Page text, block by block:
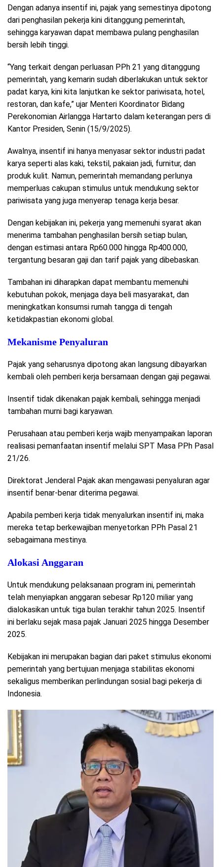
Dengan adanya insentif ini, pajak yang semestinya dipotong
dari penghasilan pekerja kini ditanggung pemerintah,
sehingga karyawan dapat membawa pulang penghasilan
bersih lebih tinggi.
“Yang terkait dengan perluasan PPh 21 yang ditanggung
pemerintah, yang kemarin sudah diberlakukan untuk sektor
padat karya, kini kita lanjutkan ke sektor pariwisata, hotel,
restoran, dan kafe,” ujar Menteri Koordinator Bidang
Perekonomian Airlangga Hartarto dalam keterangan pers di
Kantor Presiden, Senin (15/9/2025).
Awalnya, insentif ini hanya menyasar sektor industri padat
karya seperti alas kaki, tekstil, pakaian jadi, furnitur, dan
produk kulit. Namun, pemerintah memandang perlunya
memperluas cakupan stimulus untuk mendukung sektor
pariwisata yang juga menyerap tenaga kerja besar.
Dengan kebijakan ini, pekerja yang memenuhi syarat akan
menerima tambahan penghasilan bersih setiap bulan,
dengan estimasi antara Rp60.000 hingga Rp400.000,
tergantung besaran gaji dan tarif pajak yang dibebaskan.
Tambahan ini diharapkan dapat membantu memenuhi
kebutuhan pokok, menjaga daya beli masyarakat, dan
meningkatkan konsumsi rumah tangga di tengah
ketidakpastian ekonomi global.
Mekanisme Penyaluran
Pajak yang seharusnya dipotong akan langsung dibayarkan
kembali oleh pemberi kerja bersamaan dengan gaji pegawai.
Insentif tidak dikenakan pajak kembali, sehingga menjadi
tambahan murni bagi karyawan.
Perusahaan atau pemberi kerja wajib menyampaikan laporan
realisasi pemanfaatan insentif melalui SPT Masa PPh Pasal
21/26.
Direktorat Jenderal Pajak akan mengawasi penyaluran agar
insentif benar-benar diterima pegawai.
Apabila pemberi kerja tidak menyalurkan insentif ini, maka
mereka tetap berkewajiban menyetorkan PPh Pasal 21
sebagaimana mestinya.
Alokasi Anggaran
Untuk mendukung pelaksanaan program ini, pemerintah
telah menyiapkan anggaran sebesar Rp120 miliar yang
dialokasikan untuk tiga bulan terakhir tahun 2025. Insentif
ini berlaku sejak masa pajak Januari 2025 hingga Desember
2025.
Kebijakan ini merupakan bagian dari paket stimulus ekonomi
pemerintah yang bertujuan menjaga stabilitas ekonomi
sekaligus memberikan perlindungan sosial bagi pekerja di
Indonesia.